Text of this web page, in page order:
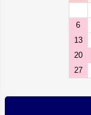
6
13
20
27